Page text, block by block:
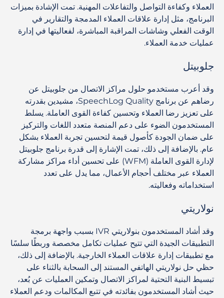
العملاء وكفاءة التواصل والتفاعلات المهنية. تمت الإشادة بميزات
البرنامج، مثل إدارة علاقات العملاء المدمجة والتقارير في
الوقت الفعلي وشاشات المراقبة المباشرة، لفعاليتها في إدارة
عمليات خدمة العملاء.
جلوبيتل
وقد أعرب مستخدمو حلول مراكز الاتصال من جلوبيتل عن
رضاهم عن برنامج SpeechLog Quality، مشيدين بقدرته
على تعزيز رضا العملاء وتحسين كفاءة القوى العاملة. يسلط
المستخدمون الضوء على دعم المنصة متعدد اللغات والتركيز
على ضمان الجودة كأصول قيمة لتحسين تجربة العملاء بشكل
عام. بالإضافة إلى ذلك، تمت الإشارة إلى قدرة برنامج جلوبيتل
لإدارة القوى العاملة (WFM) على تحسين أداء مراكز مشاركة
العملاء عبر مختلف أحجام الأعمال، مما يدل على تعدد
استخداماته وفعاليته.
نولاريتي
وقد أشاد المستخدمون بنولاريتي IVR بسبب واجهة برمجة
التطبيقات الجيدة التي تتيح عمليات تكامل مخصصة وربطًا سلسًا
مع تطبيقات إدارة علاقات العملاء الخارجية. بالإضافة إلى ذلك،
حظي حل نولاريتي الهاتفي المستند إلى السحابة بالثناء على
تبسيط البنية التحتية لمراكز الاتصال وتمكين العمليات عن بُعد،
حيث أشاد المستخدمون بفائدته في تتبع المكالمات ودعم العملاء